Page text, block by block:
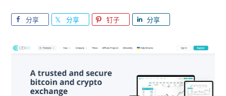
分享 分享 钉子 分享